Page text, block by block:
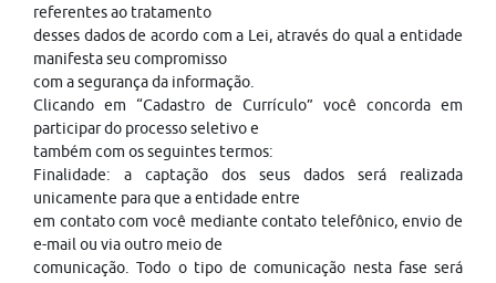
referentes ao tratamento
desses dados de acordo com a Lei, através do qual a entidade
manifesta seu compromisso
com a segurança da informação.
Clicando em “Cadastro de Currículo” você concorda em
participar do processo seletivo e
também com os seguintes termos:
Finalidade: a captação dos seus dados será realizada
unicamente para que a entidade entre
em contato com você mediante contato telefônico, envio de
e-mail ou via outro meio de
comunicação. Todo o tipo de comunicação nesta fase será